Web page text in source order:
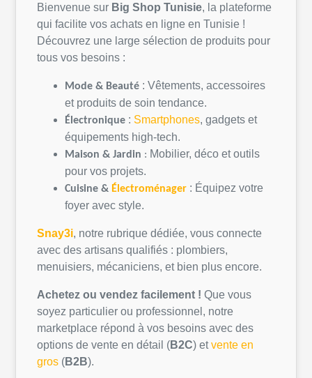
Bienvenue sur Big Shop Tunisie, la plateforme
qui facilite vos achats en ligne en Tunisie !
Découvrez une large sélection de produits pour
tous vos besoins :
Mode & Beauté : Vêtements, accessoires
et produits de soin tendance.
Électronique : Smartphones, gadgets et
équipements high-tech.
Maison & Jardin : Mobilier, déco etoutils
pour vos projets.
Cuisine & Électroménager : Équipez votre
foyer avec style.
Snay3i, notre rubrique dédiée, vous connecte
avec des artisans qualifiés : plombiers,
menuisiers, mécaniciens, et bien plus encore.
Achetez ou vendez facilement ! Que vous
soyez particulier ou professionnel , notre
marketplace répond à vos besoins avec des
options de vente en détail (B2C) etvente en
gros (B2B).